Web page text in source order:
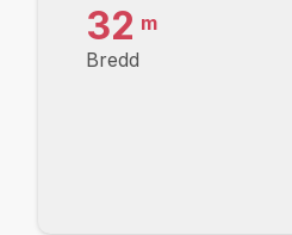
Bredd
32 m